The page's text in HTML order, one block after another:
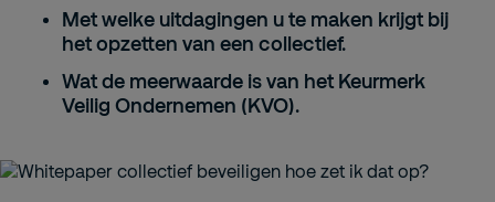
Met welke uitdagingen u te maken krijgt bij
het opzetten van een collectief.
Wat de meerwaarde is van het Keurmerk
Veilig Ondernemen (KVO).